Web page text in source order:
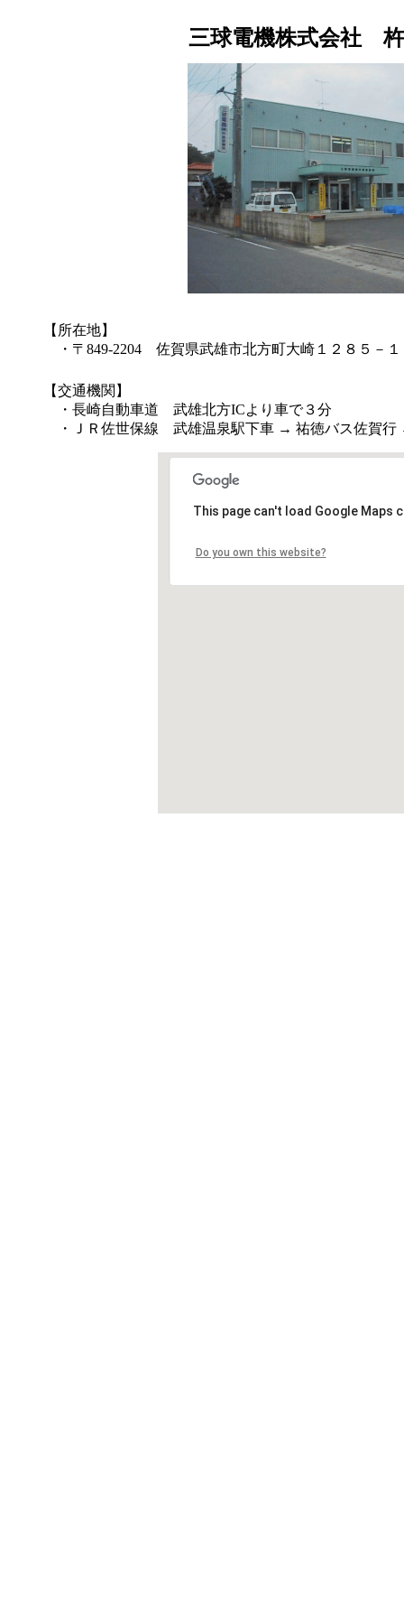
三球電機株式会社
【所在地】
・〒849-2204 佐賀県武雄市北方町大崎１２８５－１
【交通機関】
・長崎自動車道 武雄北方ICより車で３分
・ＪＲ佐世保線 武雄温泉駅下車 → 祐徳バス佐賀行
This page can't load Google Maps
Do you own this website?